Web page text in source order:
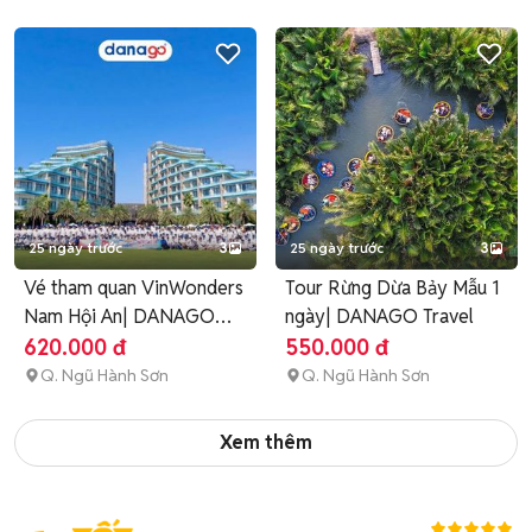
25 ngày trước 3
Vé tham quan VinWonders
Nam Hội An| DANAGO
Travel
620.000 đ
Q. Ngũ Hành Sơn
25 ngày trước 3
Tour Rừng Dừa Bảy Mẫu 1
ngày| DANAGO Travel
550.000 đ
Q. Ngũ Hành Sơn
Xem thêm